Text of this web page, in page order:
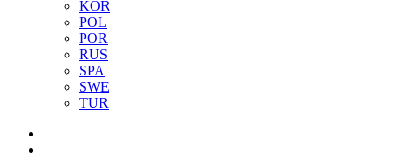
KOR
POL
POR
RUS
SPA
SWE
TUR